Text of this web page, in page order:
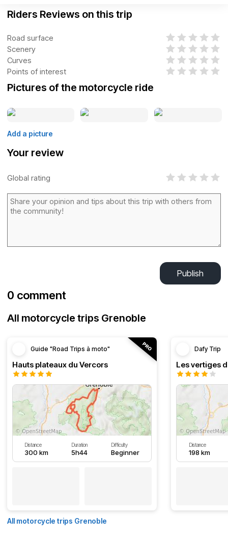
Riders Reviews on this trip
Road surface
Scenery
Curves
Points of interest
Pictures of the motorcycle ride
Add a picture
Your review
Global rating
Publish
0 comment
All motorcycle trips Grenoble
Guide "Road Trips à moto"
Hauts plateaux du Vercors
Distance
300 km
Duration
5h44
Difficulty
Beginner
Dafy Trip
Les vertiges
Distance
198 km
All motorcycle trips Grenoble